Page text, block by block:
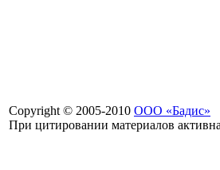
Copyright © 2005-2010 ООО «Бадис»
При цитировании материалов